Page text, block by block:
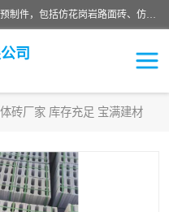
邯郸市宝满建材有限公司专业生产各种水泥预制件，包括仿花岗岩路面砖、仿花岗岩人行道砖、仿花岗岩路侧石、烧结砖、植草砖、码头砖连锁块、仿花岗岩路侧石、沙井盖、水泥盖板等各种水泥制品
司
砖厂家 库存充足 宝满建材
混凝土路沿石